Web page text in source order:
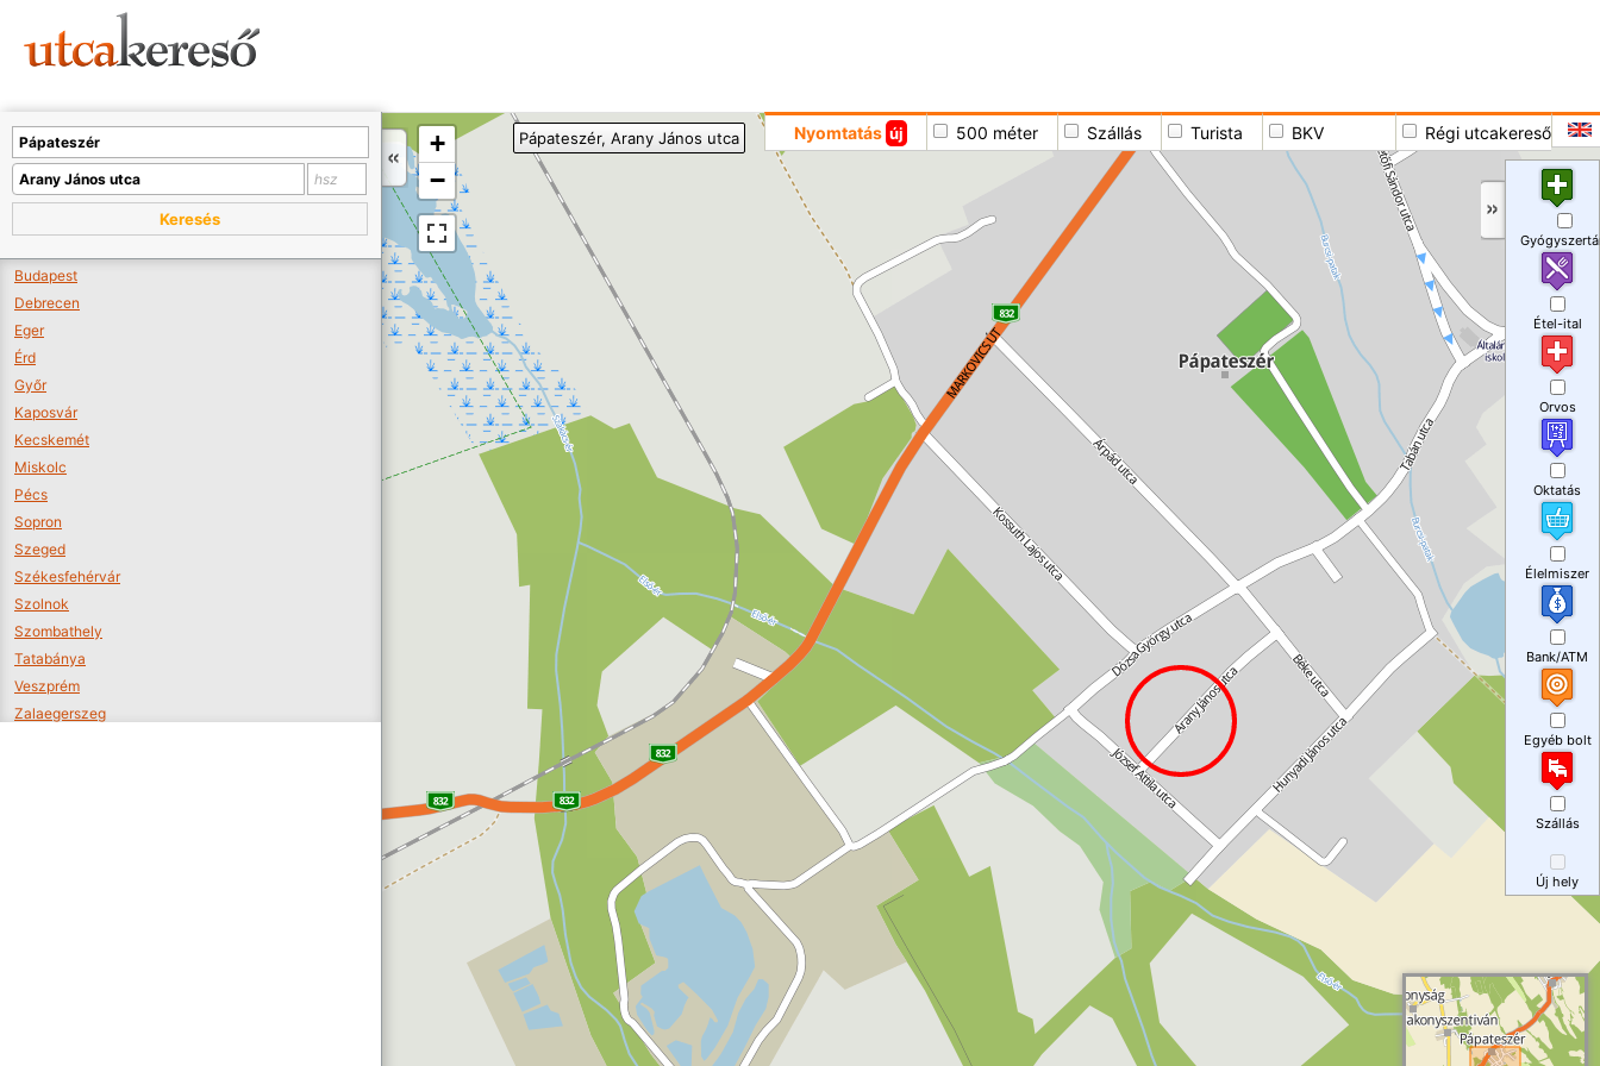
+
−
Nyomtatás új 500 méter Szállás Turista BKV Régi utcakereső
Pápateszér, Arany János utca
Keresés
Budapest
Debrecen
Eger
Érd
Győr
Kaposvár
Kecskemét
Miskolc
Pécs
Sopron
Szeged
Székesfehérvár
Szolnok
Szombathely
Tatabánya
Veszprém
Zalaegerszeg
Étel-ital
Orvos
Oktatás
Élelmiszer
Bank/ATM
Egyéb bolt
Szállás
Új hely
A térképet kicsinyíteni kell, hogy látszódjanak a boltok.
Boltok látszódjanak >>